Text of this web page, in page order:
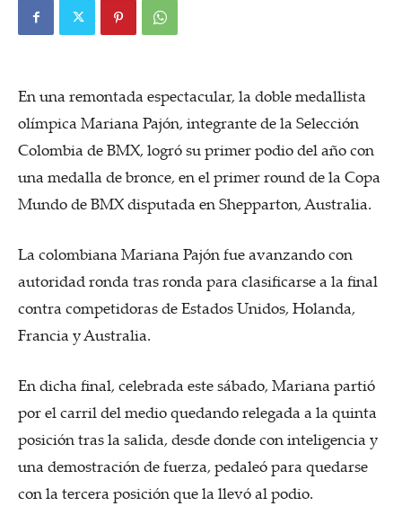
En una remontada espectacular, la doble medallista
olímpica Mariana Pajón, integrante de la Selección
Colombia de BMX, logró su primer podio del año con
una medalla de bronce, en el primer round de la Copa
Mundo de BMX disputada en Shepparton, Australia.
La colombiana Mariana Pajón fue avanzando con
autoridad ronda tras ronda para clasificarse a la final
contra competidoras de Estados Unidos, Holanda,
Francia y Australia.
En dicha final, celebrada este sábado, Mariana partió
por el carril del medio quedando relegada a la quinta
posición tras la salida, desde donde con inteligencia y
una demostración de fuerza, pedaleó para quedarse
con la tercera posición que la llevó al podio.